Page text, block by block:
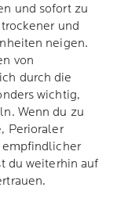
und sofort zu
und
neigen.
von
durch die
wichtig,
Wenn du zu
Perioraler
empfindlicher
du weiterhin auf